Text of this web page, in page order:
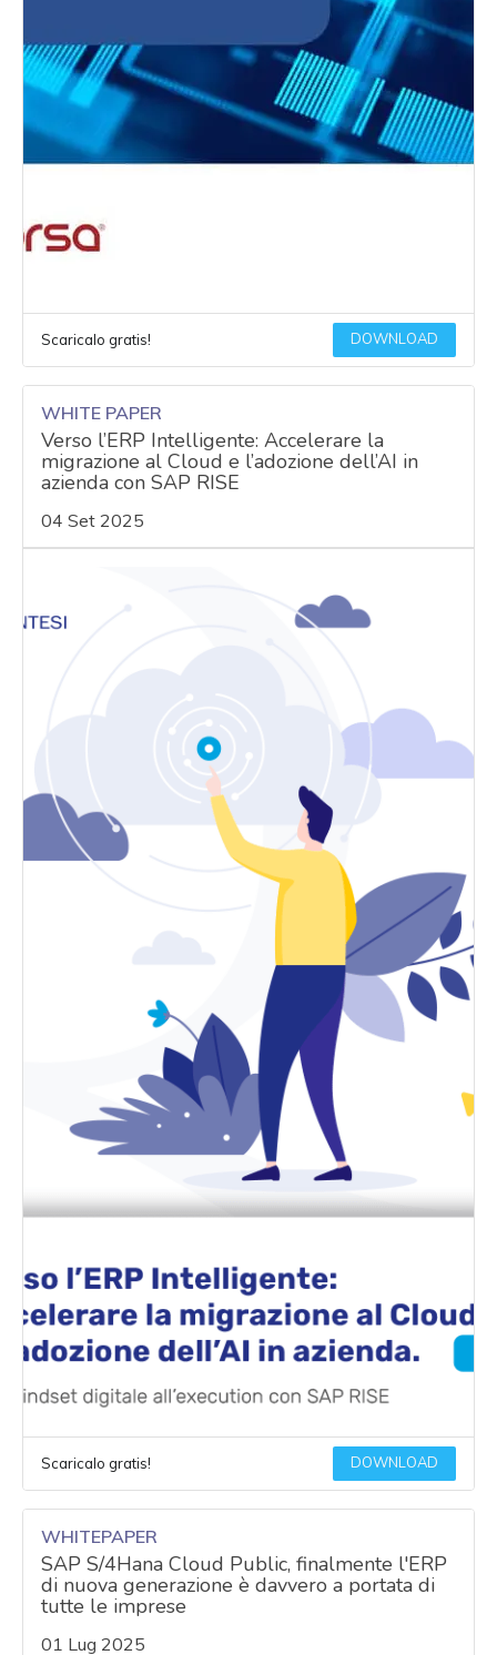
Scaricalo gratis! DOWNLOAD
WHITE PAPER
Verso l’ERP Intelligente: Accelerare la
migrazione al Cloud e l’adozione dell’AI in
azienda con SAP RISE
04 Set 2025
Scaricalo gratis! DOWNLOAD
WHITEPAPER
SAP S/4Hana Cloud Public, finalmente l'ERP
di nuova generazione è davvero a portata di
tutte le imprese
01 Lug 2025